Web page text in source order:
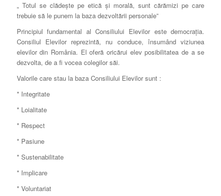
„ Totul se clădeşte pe etică şi morală, sunt cărămizi pe care
trebuie să le punem la baza dezvoltării personale”
Principiul fundamental al Consiliului Elevilor este democraţia.
Consiliul Elevilor reprezintă, nu conduce, însumând viziunea
elevilor din România. El oferă oricărui elev posibilitatea de a se
dezvolta, de a fi vocea colegilor săi.
Valorile care stau la baza Consiliului Elevilor sunt :
* Integritate
* Loialitate
* Respect
* Pasiune
* Sustenabilitate
* Implicare
* Voluntariat